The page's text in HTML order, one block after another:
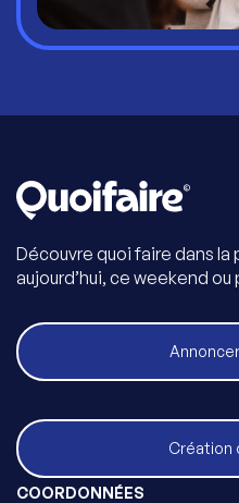
Découvre quoi faire dans
aujourd’hui, ce weekend
Création
COORDONNÉES